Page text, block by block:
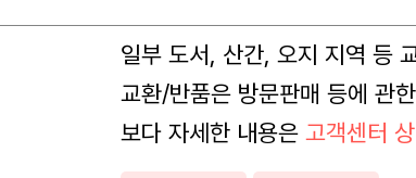
일부 도서, 산간, 오지 지역 등
교환/반품은 방문판매 등에 관
보다 자세한 내용은 고객센터